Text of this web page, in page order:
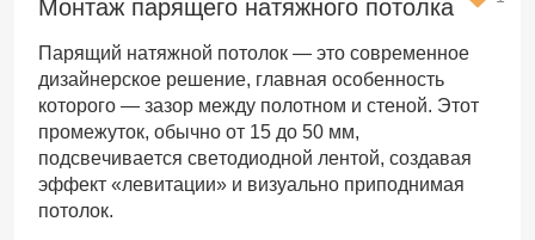
Монтаж парящего натяжного потолка
Парящий натяжной потолок — это современное
дизайнерское решение, главная особенность
которого — зазор между полотном и стеной. Этот
промежуток, обычно от 15 до 50 мм,
подсвечивается светодиодной лентой, создавая
эффект «левитации» и визуально приподнимая
потолок.